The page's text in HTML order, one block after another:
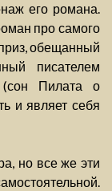
его романа.
про самого
обещанный
писателем
(сон Пилата о
и являет себя
но все же эти